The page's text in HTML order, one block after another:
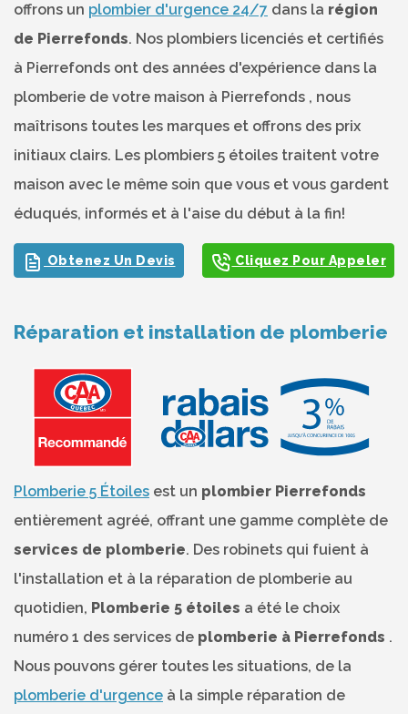
offrons un plombier d'urgence 24/7 dans la région
de Pierrefonds. Nos plombiers licenciés et certifiés
à Pierrefonds ont des années d'expérience dans la
plomberie de votre maison à Pierrefonds , nous
maîtrisons toutes les marques et offrons des prix
initiaux clairs. Les plombiers 5 étoiles traitent votre
maison avec le même soin que vous et vous gardent
éduqués, informés et à l'aise du début à la fin!
Obtenez Un Devis Cliquez Pour Appeler
Réparation et installation de plomberie
Plomberie 5 Étoiles est un plombier Pierrefonds
entièrement agréé, offrant une gamme complète de
services de plomberie. Des robinets qui fuient à
l'installation et à la réparation de plomberie au
quotidien, Plomberie 5 étoiles a été le choix
numéro 1 des services de plomberie à Pierrefonds .
Nous pouvons gérer toutes les situations, de la
plomberie d'urgence à la simple réparation de